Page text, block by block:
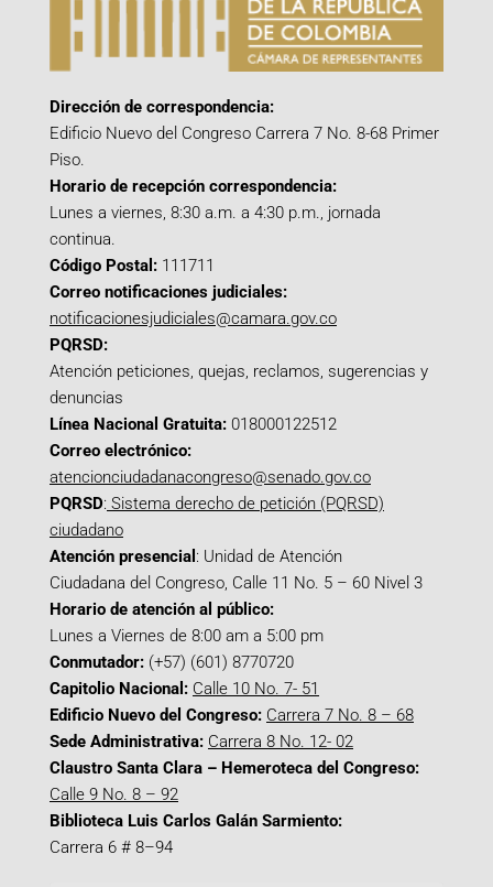
Dirección de correspondencia:
Edificio Nuevo del Congreso Carrera 7 No. 8-68 Primer
Piso.
Horario de recepción correspondencia:
Lunes a viernes, 8:30 a.m. a 4:30 p.m., jornada
continua.
Código Postal: 111711
Correo notificaciones judiciales:
notificacionesjudiciales@camara.gov.co
PQRSD:
Atención peticiones, quejas, reclamos, sugerencias y
denuncias
Línea Nacional Gratuita: 018000122512
Correo electrónico:
atencionciudadanacongreso@senado.gov.co
PQRSD: Sistema derecho de petición (PQRSD)
ciudadano
Atención presencial : Unidad de Atención
Ciudadana del Congreso, Calle 11 No. 5 – 60 Nivel 3
Horario de atención al público:
Lunes a Viernes de 8:00 am a 5:00 pm
Conmutador: (+57) (601) 8770720
Capitolio Nacional: Calle 10 No. 7- 51
Edificio Nuevo del Congreso: Carrera 7 No. 8 – 68
Sede Administrativa: Carrera 8 No. 12- 02
Claustro Santa Clara – Hemeroteca del Congreso:
Calle 9 No. 8 – 92
Biblioteca Luis Carlos Galán Sarmiento:
Carrera 6 # 8–94